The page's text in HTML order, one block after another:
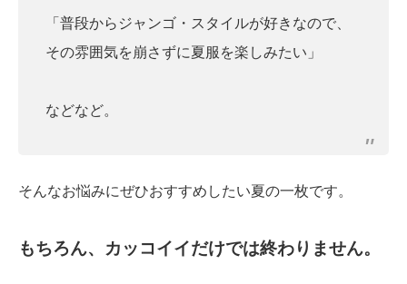
「普段からジャンゴ・スタイルが好きなので、
その雰囲気を崩さずに夏服を楽しみたい」
などなど。
そんなお悩みにぜひおすすめしたい夏の一枚です。
もちろん、カッコイイだけでは終わりません。